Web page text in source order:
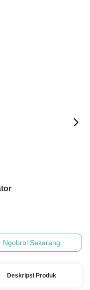
Ngobrol Sekarang
Deskripsi Produk